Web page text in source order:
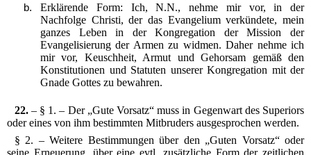
Erklärende Form: Ich, N.N., nehme mir vor, in der
Nachfolge Christi, der das Evangelium verkündete, mein
ganzes Leben in der Kongregation der Mission der
Evangelisierung der Armen zu widmen. Daher nehme ich
mir vor, Keuschheit, Armut und Gehorsam gemäß den
Konstitutionen und Statuten unserer Kongregation mit der
Gnade Gottes zu bewahren.
22. – § 1. – Der „Gute Vorsatz“ muss in Gegenwart des Superiors
oder eines von ihm bestimmten Mitbruders ausgesprochen werden.
§ 2. – Weitere Bestimmungen über den „Guten Vorsatz“ oder
seine Erneuerung, über eine evtl. zusätzliche Form der zeitlichen